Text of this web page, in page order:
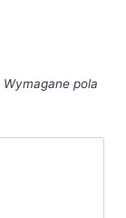
Wymagane pola